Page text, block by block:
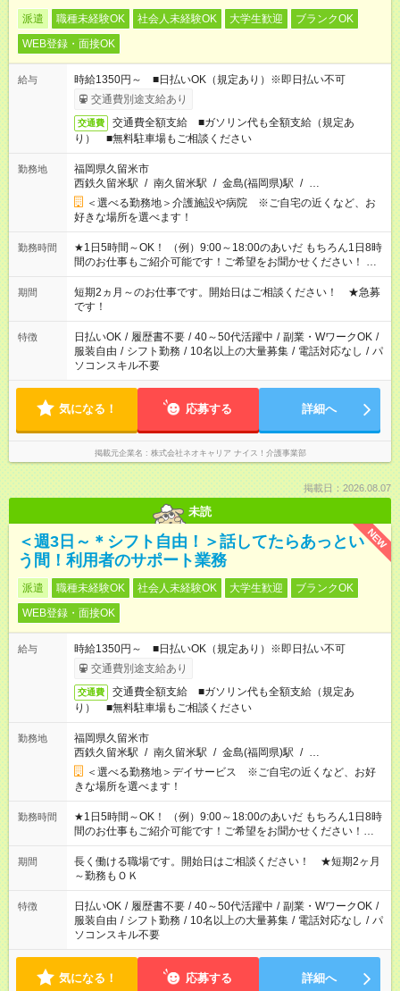
派遣 職種未経験OK 社会人未経験OK 大学生歓迎
ブランクOK
WEB登録・面接OK
給与
時給1350円～ ■日払いOK（規定あり）※即日払い不可
交通費別途支給あり
交通費
交通費全額支給 ■ガソリン代も全額支給（規定あ
り） ■無料駐車場もご相談ください
勤務地
福岡県久留米市
西鉄久留米駅 / 南久留米駅 / 金島(福岡県)駅 / …
＜選べる勤務地＞介護施設や病院 ※ご自宅の近くなど、お
好きな場所を選べます！
勤務時間
★1日5時間～OK！ （例）9:00～18:00のあいだ もちろん1日8時
間のお仕事もご紹介可能です！ご希望をお聞かせください！ ※
週最低15時間以上の勤務が必要です
期間
短期2ヵ月～のお仕事です。開始日はご相談ください！ ★急募
です！
特徴 日払いOK / 履歴書不要 / 40～50代活躍中 / 副業・WワークOK /
服装自由 / シフト勤務 / 10名以上の大量募集 / 電話対応なし / パ
ソコンスキル不要
気になる！ 応募する 詳細へ
掲載元企業名 株式会社ネオキャリア ナイス！介護事業部
掲載日：2026.08.07
未読
NEW
＜週3日～＊シフト自由！＞話してたらあっとい
う間！利用者のサポート業務
派遣 職種未経験OK 社会人未経験OK 大学生歓迎
ブランクOK
WEB登録・面接OK
給与
時給1350円～ ■日払いOK（規定あり）※即日払い不可
交通費別途支給あり
交通費
交通費全額支給 ■ガソリン代も全額支給（規定あ
り） ■無料駐車場もご相談ください
勤務地
福岡県久留米市
西鉄久留米駅 / 南久留米駅 / 金島(福岡県)駅 / …
＜選べる勤務地＞デイサービス ※ご自宅の近くなど、お好
きな場所を選べます！
勤務時間
★1日5時間～OK！ （例）9:00～18:00のあいだ もちろん1日8時
間のお仕事もご紹介可能です！ご希望をお聞かせください！★家
庭の都合でお休みが必要な場合も遠慮なくご相談ください。 ※
週最低15時間以上の勤務が必要です
期間
長く働ける職場です。開始日はご相談ください！ ★短期2ヶ月
～勤務もＯＫ
特徴 日払いOK / 履歴書不要 / 40～50代活躍中 / 副業・WワークOK /
服装自由 / シフト勤務 / 10名以上の大量募集 / 電話対応なし / パ
ソコンスキル不要
気になる！ 応募する 詳細へ